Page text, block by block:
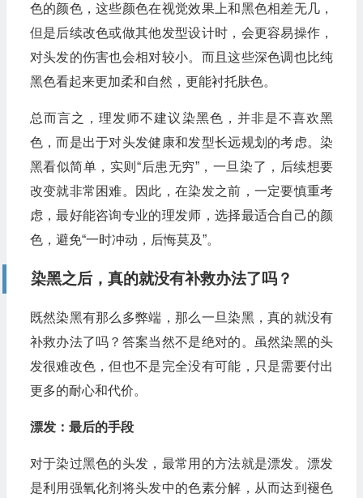
色的颜色，这些颜色在视觉效果上和黑色相差无几，
但是后续改色或做其他发型设计时，会更容易操作，
对头发的伤害也会相对较小。而且这些深色调也比纯
黑色看起来更加柔和自然，更能衬托肤色。
总而言之，理发师不建议染黑色，并非是不喜欢黑
色，而是出于对头发健康和发型长远规划的考虑。染
黑看似简单，实则“后患无穷”，一旦染了，后续想要
改变就非常困难。因此，在染发之前，一定要慎重考
虑，最好能咨询专业的理发师，选择最适合自己的颜
色，避免“一时冲动，后悔莫及”。
染黑之后，真的就没有补救办法了吗？
既然染黑有那么多弊端，那么一旦染黑，真的就没有
补救办法了吗？答案当然不是绝对的。虽然染黑的头
发很难改色，但也不是完全没有可能，只是需要付出
更多的耐心和代价。
漂发：最后的手段
对于染过黑色的头发，最常用的方法就是漂发。漂发
是利用强氧化剂将头发中的色素分解，从而达到褪色